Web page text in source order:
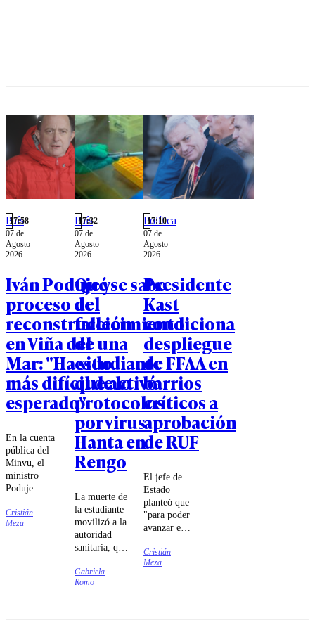
País
17:58
07 de
Agosto
2026
Iván Poduje y
proceso de
reconstrucción
en Viña del
Mar: "Ha sido
más difícil de lo
esperado"
En la cuenta
pública del
Minvu, el
ministro
Poduje
la
recuperación
Cristián
Meza
País
17:32
07 de
Agosto
2026
Qué se sabe
del
fallecimiento
de una
estudiante
que activó
protocolos
por virus
Hanta en
Rengo
La muerte de
la estudiante
movilizó a la
autoridad
sanitaria, que
diligencias
para
circunstancias
Gabriela
Romo
Política
17:10
07 de
Agosto
2026
Presidente
Kast
condiciona
despliegue
de FFAA en
barrios
críticos a
aprobación
de RUF
El jefe de
Estado
planteó que
"para poder
avanzar en
barrios
críticos o
tenemos
Cristián
Meza